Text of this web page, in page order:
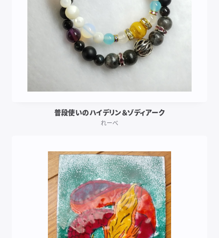
普段使いのハイデリン＆ゾディアーク
れーべ